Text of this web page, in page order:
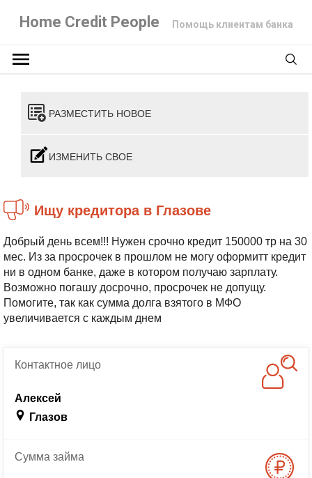
Home Credit People Помощь клиентам банка
РАЗМЕСТИТЬ НОВОЕ
ИЗМЕНИТЬ СВОЕ
ищу кредитора в Глазове
Добрый день всем!!! Нужен срочно кредит 150000 тр на 30
мес. Из за просрочек в прошлом не могу оформитт кредит
ни в одном банке, даже в котором получаю зарплату.
Возможно погашу досрочно, просрочек не допущу.
Помогите, так как сумма долга взятого в МФО
увеличивается с каждым днем
Контактноелицо
Алексей
Глазов
Суммазайма